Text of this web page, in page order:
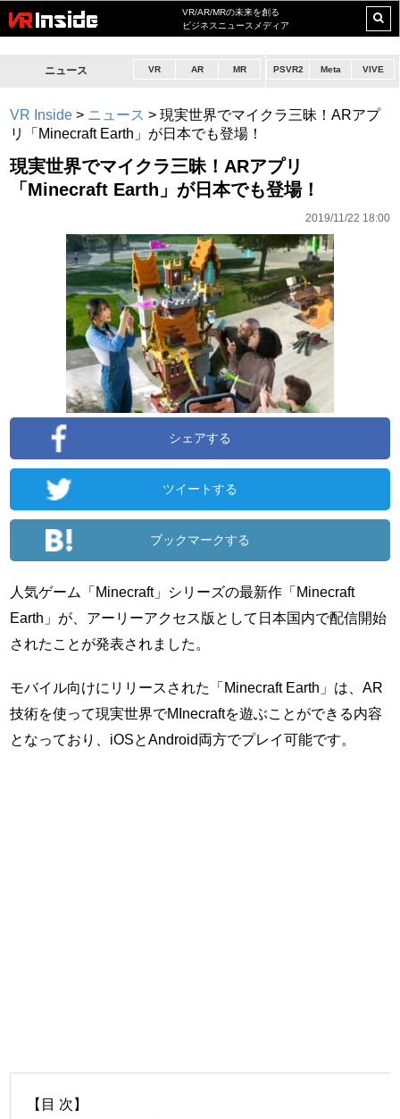
VR/AR/MRの未来を創る
ビジネスニュースメディア
ニュース VR AR MR PSVR2 Meta VIVE
VR Inside > ニュース >現実世界でマイクラ三昧！ARアプ
リ「Minecraft Earth」が日本でも登場！
現実世界でマイクラ三昧！ARアプリ
「Minecraft Earth」が日本でも登場！
2019/11/22 18:00
シェアする
ツイートする
ブックマークする
人気ゲーム「Minecraft」シリーズの最新作「Minecraft
Earth」が、アーリーアクセス版として日本国内で配信開始
されたことが発表されました。
モバイル向けにリリースされた「Minecraft Earth」は、AR
技術を使って現実世界でMInecraftを遊ぶことができる内容
となっており、iOSとAndroid両方でプレイ可能です。
【目 次】